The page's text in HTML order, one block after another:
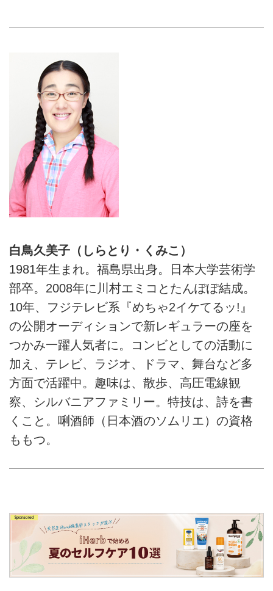
白鳥久美子（しらとり・くみこ）
1981年生まれ。福島県出身。日本大学芸術学
部卒。2008年に川村エミコとたんぽぽ結成。
10年、フジテレビ系『めちゃ2イケてるッ!』
の公開オーディションで新レギュラーの座を
つかみ一躍人気者に。コンビとしての活動に
加え、テレビ、ラジオ、ドラマ、舞台など多
方面で活躍中。趣味は、散歩、高圧電線観
察、シルバニアファミリー。特技は、詩を書
くこと。唎酒師（日本酒のソムリエ）の資格
ももつ。